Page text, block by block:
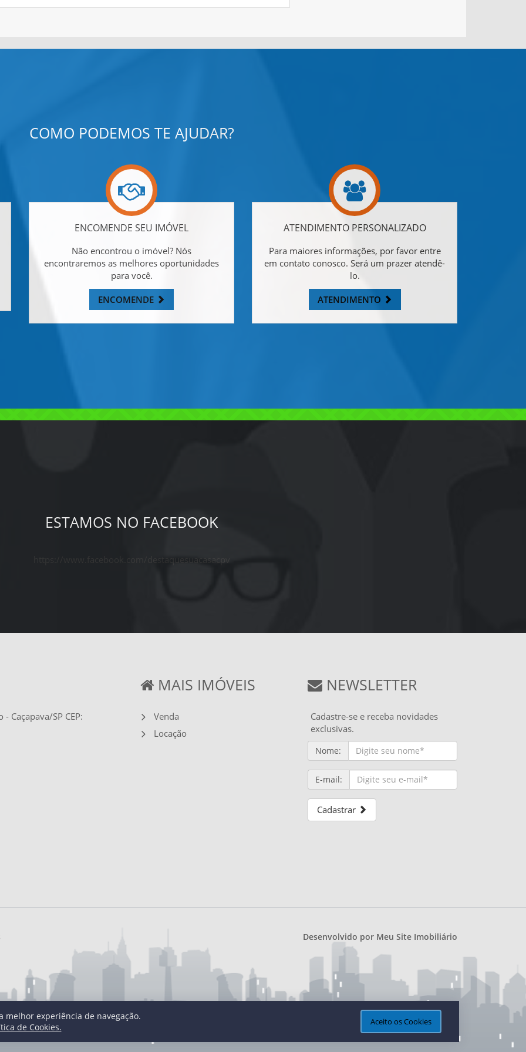
melhor experiência de navegação.
de Cookies.
Aceito os Cookies
COMO PODEMOS TE AJUDAR?
ENCOMENDE SEU IMÓVEL
Não encontrou o imóvel? Nós
encontraremos as melhores oportunidades
para você.
ENCOMENDE
ATENDIMENTO PERSONALIZADO
Para maiores informações, por favor entre
em contato conosco. Será um prazer atendê-
lo.
ATENDIMENTO
ESTAMOS NO FACEBOOK
https://www.facebook.com/destaquesuacasacpv
Caçapava/SP CEP:
MAIS IMÓVEIS
Venda
Locação
NEWSLETTER
Cadastre-se e receba novidades
exclusivas.
Nome:
E-mail:
Cadastrar
Desenvolvido por Meu Site Imobiliário